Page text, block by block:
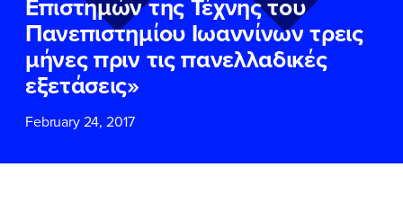
Πανεπιστημίου Ιωαννίνων τρεις
μήνες πριν τις πανελλαδικές
εξετάσεις»
February 24, 2017
ΕΠΙΘΕΤΟ*
ΤΗΛΕΦΩΝΟ
EMAIL
ΕΠΙΘΕΤΟ*
ΤΗΛΕΦΩΝΟ
EMAIL